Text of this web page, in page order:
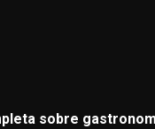
sobre